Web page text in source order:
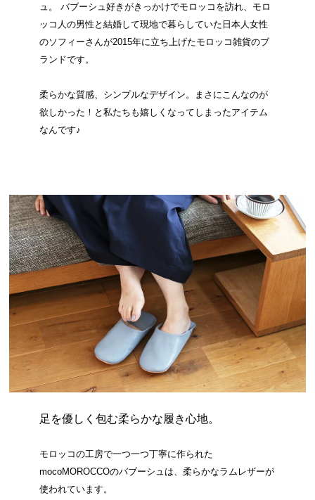
ュ。 バブーシュ好きがきっかけでモロッコを訪れ、モロ
ッコ人の男性と結婚して現地で暮らしていた日本人女性
のソフィーさんが2015年に立ち上げたモロッコ雑貨のブ
ランドです。
柔らかな質感、シンプルなデザイン。まさにこんなのが
欲しかった！と私たちも嬉しくなってしまったアイテム
なんです♪
足を優しく包む柔らかな履き心地。
モロッコの工房で一つ一つ丁寧に作られた
mocoMOROCCOのバブーシュは、柔らかなラムレザーが
使われています。